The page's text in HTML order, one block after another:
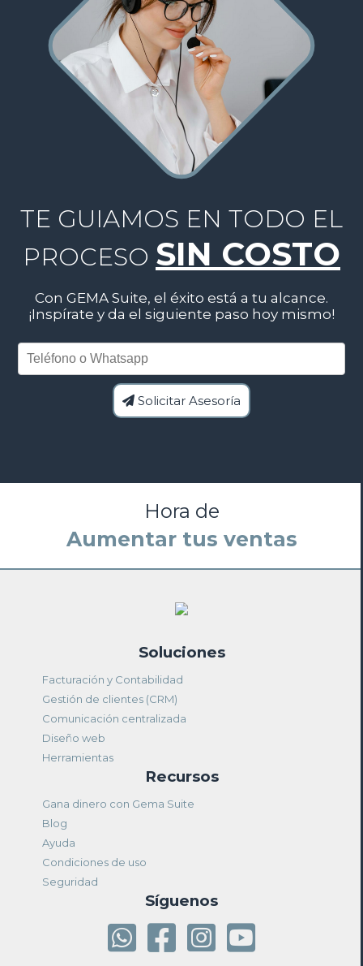
TE GUIAMOS EN TODO EL
PROCESO SIN COSTO
Con GEMA Suite, el éxito está a tu alcance.
¡Inspírate y da el siguiente paso hoy mismo!
Solicitar Asesoría
Hora de
Mejorar tus cierres
Soluciones
Facturación y Contabilidad
Gestión de clientes (CRM)
Comunicación centralizada
Diseño web
Herramientas
Recursos
Gana dinero con Gema Suite
Blog
Ayuda
Condiciones de uso
Seguridad
Síguenos